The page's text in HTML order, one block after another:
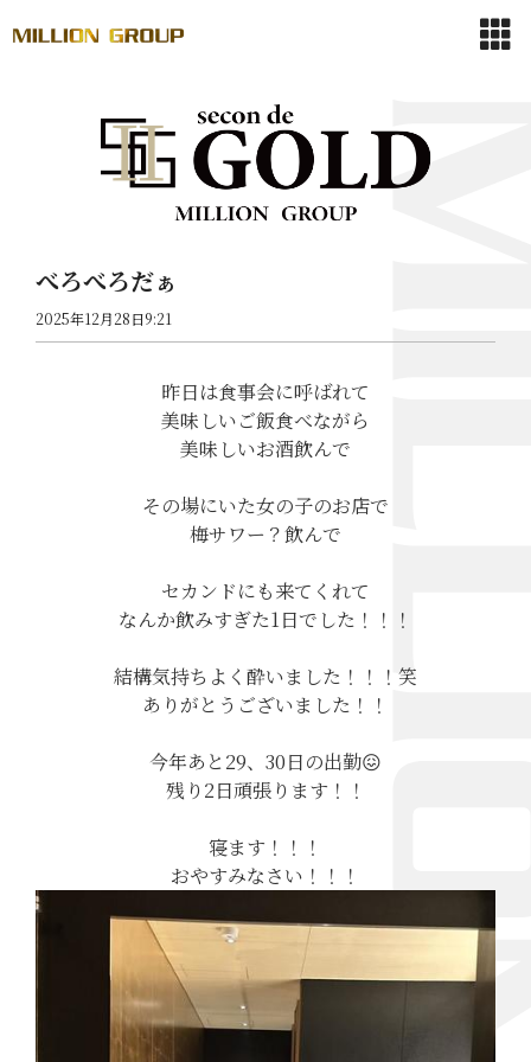
べろべろだぁ
2025年12月28日9:21
昨日は食事会に呼ばれて
美味しいご飯食べながら
美味しいお酒飲んで
その場にいた女の子のお店で
梅サワー？飲んで
セカンドにも来てくれて
なんか飲みすぎた1日でした！！！
結構気持ちよく酔いました！！！笑
ありがとうございました！！
今年あと29、30日の出勤😖
残り2日頑張ります！！
寝ます！！！
おやすみなさい！！！